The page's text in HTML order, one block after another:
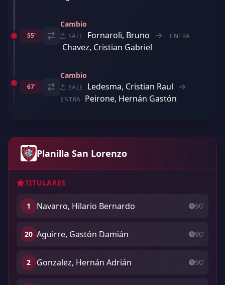
55'
Cambio
SALE Fornaroli, Bruno ENTRA
Chavez, Cristian Gabriel
67'
Cambio
SALE Ledesma, Cristian Raul
ENTRA Peirone, Hernán Gastón
Planilla San Lorenzo
TITULARES
1 Navarro, Hilario Bernardo 90'
20 Aguirre, Gastón Damián 90'
2 Gonzalez, Hernán Adrián 90'